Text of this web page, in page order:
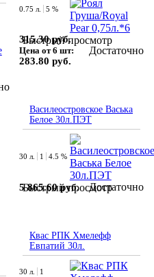
Быстрый просмотр
0.75 л. 5 %
315.30 руб.
Цена от 6 шт:
283.80 руб.
Достаточно
Василеостровское Васька
Белое 30л.ПЭТ
Быстрый просмотр
30 л. 1 4.5 %
5 865.60 руб. Достаточно
Квас РПК Хмелефф
Евпатий 30л.
30 л. 1